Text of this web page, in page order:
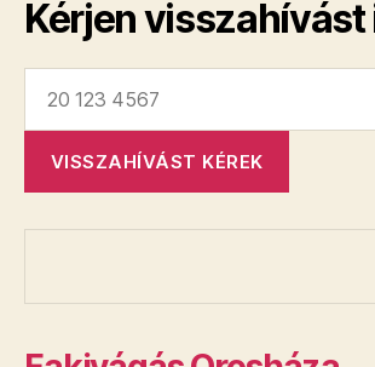
Kérjen visszahívást